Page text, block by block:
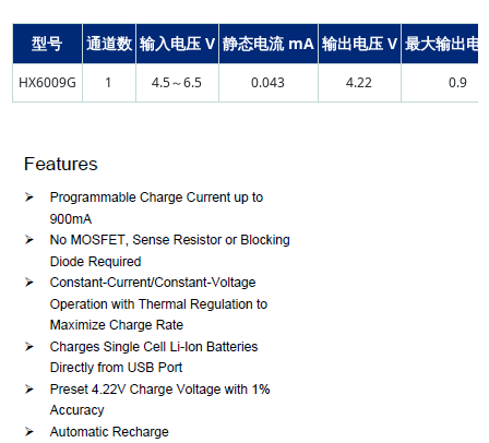
型号 通道数 输入电压 V 静态电流 mA 输出电压 V 最大输出电
HX6009G 1 4.5～6.5 0.043 4.22 0.9